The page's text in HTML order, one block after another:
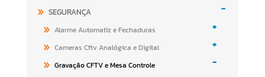
SEGURANÇA -
Alarme Automatiz e Fechaduras +
Cameras Cftv Analógica e Digital +
Gravação CFTV e Mesa Controle -